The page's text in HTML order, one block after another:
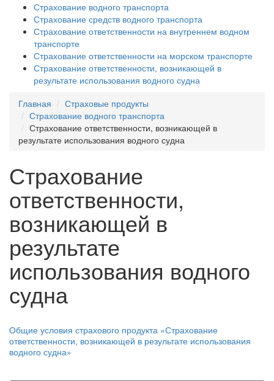
Страхование водного транспорта
Страхование средств водного транспорта
Страхование ответственности на внутреннем водном
транспорте
Страхование ответственности на морском транспорте
Страхование ответственности, возникающей в
результате использования водного судна
Главная
Страховые продукты
Страхование водного транспорта
Страхование ответственности, возникающей в
результате использования водного судна
Страхование
ответственности,
возникающей в
результате
использования водного
судна
Общие условия страхового продукта «Страхование
ответственности, возникающей в результате использования
водного судна»